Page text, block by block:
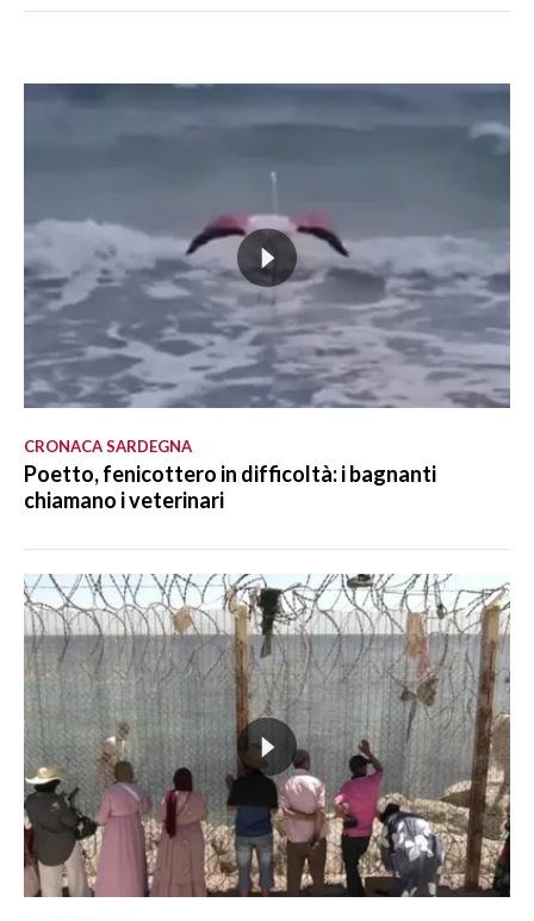
CRONACA SARDEGNA
Poetto, fenicottero in difficoltà: i bagnanti
chiamano i veterinari